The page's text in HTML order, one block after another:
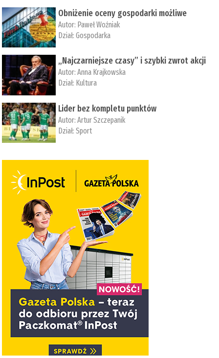
Obniżenie oceny gospodarki możliwe
Autor: Paweł Woźniak
Dział:Gospodarka
„Najczarniejsze czasy” i szybki zwrot akcji
Autor:Anna Krajkowska
Dział: Kultura
Lider bez kompletu punktów
Autor:Artur Szczepanik
Dział:Sport